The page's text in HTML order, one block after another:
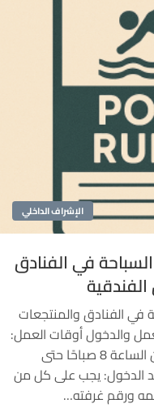
الإشراف الداخلي
في الفنادق
في الفنادق والمنتجعات
والدخول أوقات العمل:
يُفتح حمام السباحة يوميًا من الساعة 8 صباحًا حتى
عند الدخول: يجب على كل من
ورقم غرفته…